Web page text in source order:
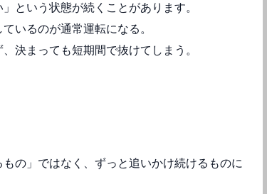
という状態が続くことがあります。
いるのが通常運転になる。
決まっても短期間で抜けてしまう。
の」ではなく、ずっと追いかけ続けるものに